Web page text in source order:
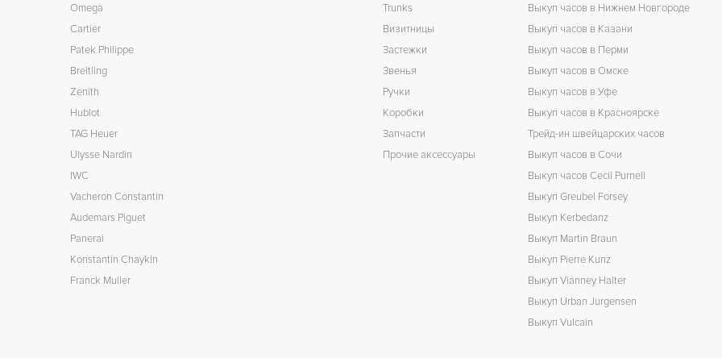
Omega
Cartier
Patek Philippe
Breitling
Zenith
Hublot
TAG Heuer
Ulysse Nardin
IWC
Vacheron Constantin
Audemars Piguet
Panerai
Konstantin Chaykin
Franck Muller
Trunks
Визитницы
Застежки
Звенья
Ручки
Коробки
Запчасти
Прочие аксессуары
Выкуп часов в Нижнем Новгороде
Выкуп часов в Казани
Выкуп часов в Перми
Выкуп часов в Омске
Выкуп часов в Уфе
Выкуп часов в Красноярске
Трейд-ин швейцарских часов
Выкуп часов в Сочи
Выкуп часов Cecil Purnell
Выкуп Greubel Forsey
Выкуп Kerbedanz
Выкуп Martin Braun
Выкуп Pierre Kunz
Выкуп Vianney Halter
Выкуп Urban Jurgensen
Выкуп Vulcain